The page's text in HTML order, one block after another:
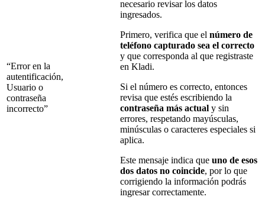
“Error en la
autentificación,
Usuario o
contraseña
incorrecto”
necesario revisar los datos
ingresados.
Primero, verifica que el número de
teléfono capturado sea el correcto
y que corresponda al que registraste
en Kladi.
Si el número es correcto, entonces
revisa que estés escribiendo la
contraseña más actual y sin
errores, respetando mayúsculas,
minúsculas o caracteres especiales si
aplica.
Este mensaje indica que uno de esos
dos datos no coincide, por lo que
corrigiendo la información podrás
ingresar correctamente.